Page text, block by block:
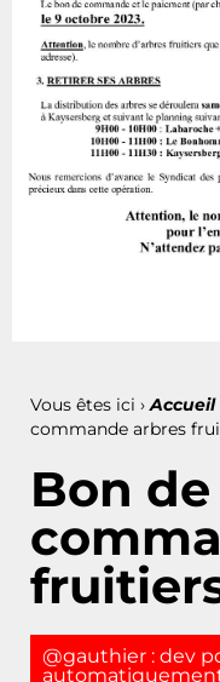
Vous êtes ici › Accueil
commande arbres
Bon de
@gauthier : dev